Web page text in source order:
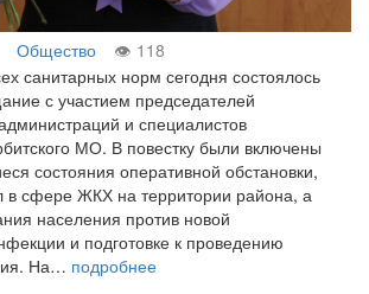
Общество
118
санитарных норм сегодня состоялось
с участием председателей
и специалистов
МО. В повестку были включены
состояния оперативной обстановки,
в сфере ЖКХ на территории района, а
населения против новой
и подготовке к проведению
На… подробнее